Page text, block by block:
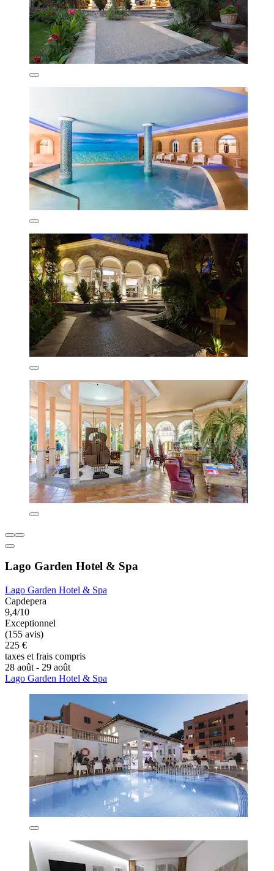
Lago Garden Hotel & Spa
Lago Garden Hotel & Spa
Capdepera
9,4/10
Exceptionnel
(155 avis)
225 €
taxes et frais compris
28 août - 29 août
Lago Garden Hotel & Spa